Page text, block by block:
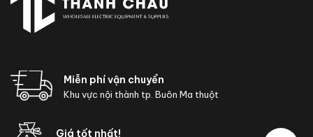
Miễn phí vận chuyển
Khu vực nội thành tp. Buôn Ma thuột
Giá tốt nhất!